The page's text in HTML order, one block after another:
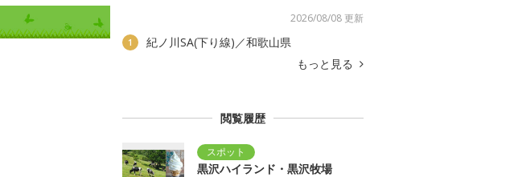
2026/08/08 更新
1
紀ノ川SA(下り線)／和歌山県
もっと見る
閲覧履歴
黒沢ハイランド・黒沢牧場